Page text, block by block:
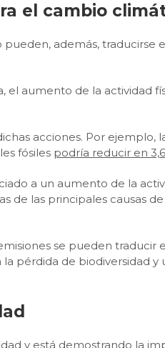
el cambio
además, traducirse
aumento de la actividad
acciones. Por
fósiles podría reducir en
a un aumento de la
de las principales causas
se pueden traducir
pérdida de biodiversidad y
y está demostrando la